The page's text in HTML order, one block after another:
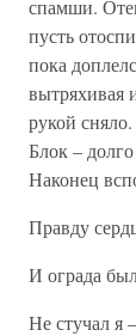
спамши.
пусть
пока
вытряхивая
рукой
Блок –
Наконец
Правду
И ограда
Не стучал я